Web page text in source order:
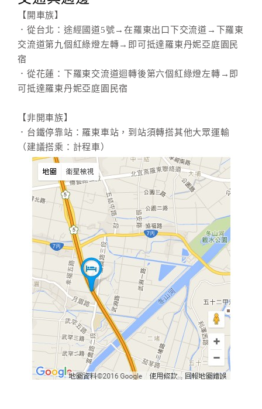
【開車族】
．從台北：途經國道5號→在羅東出口下交流道→下羅東
交流道第九個紅綠燈左轉→即可抵達羅東丹妮亞庭園民
宿
．從花蓮：下羅東交流道迴轉後第六個紅綠燈左轉→即
可抵達羅東丹妮亞庭園民宿
【非開車族】
．台鐵停靠站：羅東車站，到站須轉搭其他大眾運輸
（建議搭乘：計程車）